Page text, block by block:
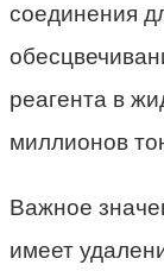
соединения
реагента в
миллионов
Важное
имеет